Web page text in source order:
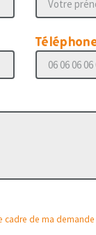
de ma